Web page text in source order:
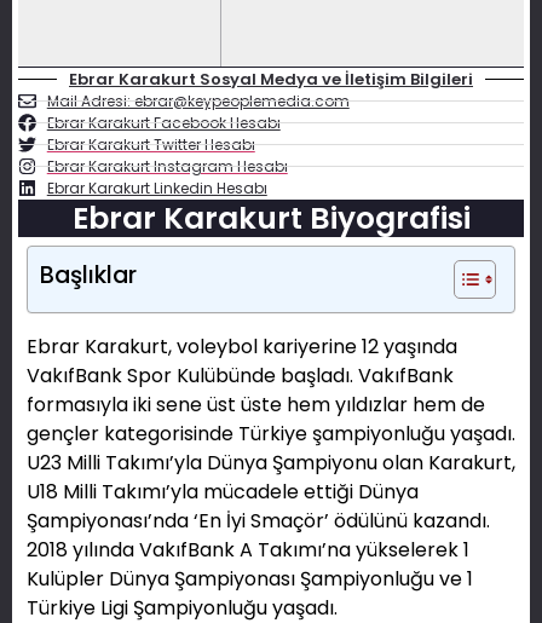
Ebrar Karakurt Sosyal Medya ve İletişim Bilgileri
Mail Adresi: ebrar@keypeoplemedia.com
Ebrar Karakurt Facebook Hesabı
Ebrar Karakurt Twitter Hesabı
Ebrar Karakurt Instagram Hesabı
Ebrar Karakurt Linkedin Hesabı
Ebrar Karakurt Biyografisi
Başlıklar
Ebrar Karakurt, voleybol kariyerine 12 yaşında
VakıfBank Spor Kulübünde başladı. VakıfBank
formasıyla iki sene üst üste hem yıldızlar hem de
gençler kategorisinde Türkiye şampiyonluğu yaşadı.
U23 Milli Takımı’yla Dünya Şampiyonu olan Karakurt,
U18 Milli Takımı’yla mücadele ettiği Dünya
Şampiyonası’nda ‘En İyi Smaçör’ ödülünü kazandı.
2018 yılında VakıfBank A Takımı’na yükselerek 1
Kulüpler Dünya Şampiyonası Şampiyonluğu ve 1
Türkiye Ligi Şampiyonluğu yaşadı.